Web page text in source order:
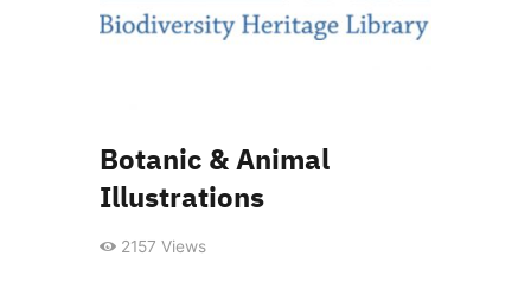
Botanic & Animal
Illustrations
2157 Views